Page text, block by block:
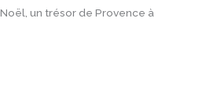
un trésor de Provence à